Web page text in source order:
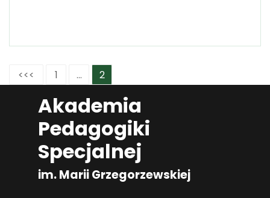
<<< 1 ... 2
Akademia
Pedagogiki
Specjalnej
im. Marii Grzegorzewskiej